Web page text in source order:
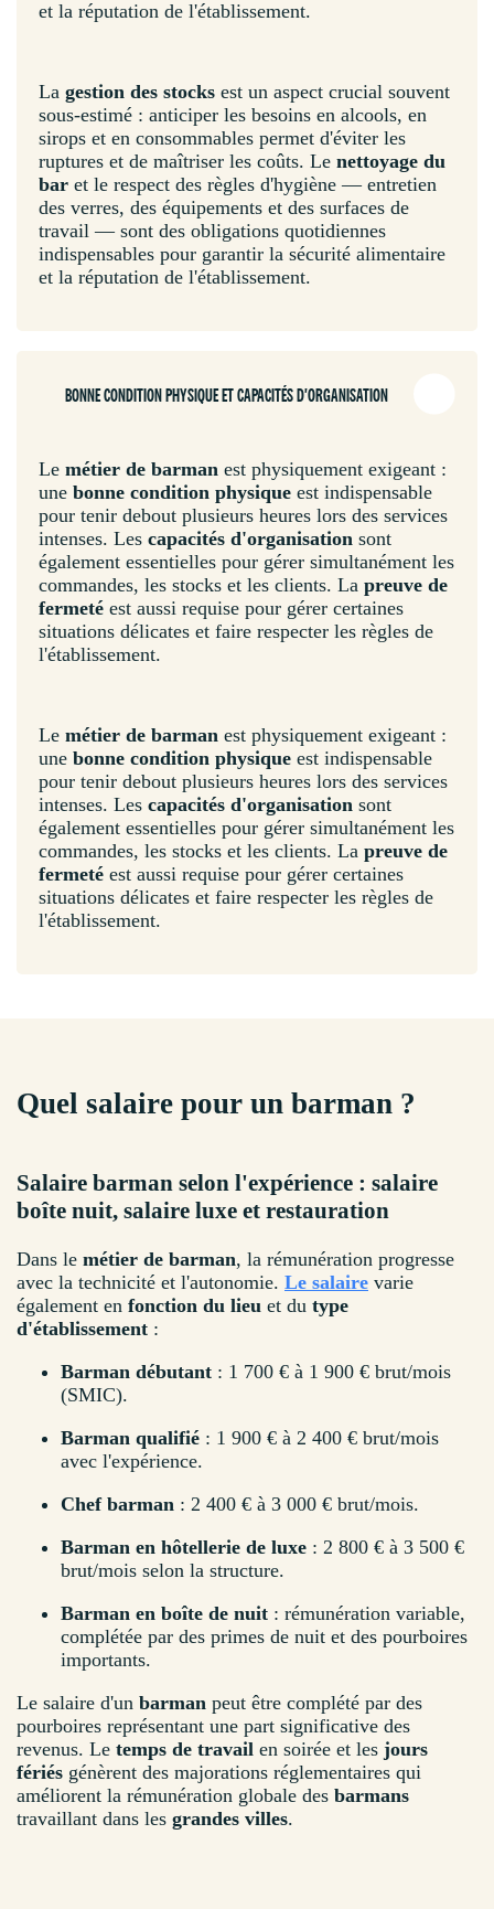
et la réputation de l'établissement.
La gestion des stocks est un aspect crucial souvent
sous-estimé : anticiper les besoins en alcools, en
sirops et en consommables permet d'éviter les
ruptures et de maîtriser les coûts. Le nettoyage du
bar et le respect des règles d'hygiène — entretien
des verres, des équipements et des surfaces de
travail — sont des obligations quotidiennes
indispensables pour garantir la sécurité alimentaire
et la réputation de l'établissement.
BONNE CONDITION PHYSIQUE ET CAPACITÉS D'ORGANISATION
Le métier de barman est physiquement exigeant :
une bonne condition physique est indispensable
pour tenir debout plusieurs heures lors des services
intenses. Les capacités d'organisation sont
également essentielles pour gérer simultanément les
commandes, les stocks et les clients. La preuve de
fermeté est aussi requise pour gérer certaines
situations délicates et faire respecter les règles de
l'établissement.
Le métier de barman est physiquement exigeant :
une bonne condition physique est indispensable
pour tenir debout plusieurs heures lors des services
intenses. Les capacités d'organisation sont
également essentielles pour gérer simultanément les
commandes, les stocks et les clients. La preuve de
fermeté est aussi requise pour gérer certaines
situations délicates et faire respecter les règles de
l'établissement.
Quel salaire pour un barman ?
Salaire barman selon l'expérience : salaire
boîte nuit, salaire luxe et restauration
Dans le métier de barman, la rémunération progresse
avec la technicité et l'autonomie. Le salaire varie
également en fonction du lieu et du type
d'établissement :
Barman débutant : 1 700 € à 1 900 € brut/mois
(SMIC).
Barman qualifié : 1 900 € à 2 400 € brut/mois
avec l'expérience.
Chef barman : 2 400 € à 3 000 € brut/mois.
Barman en hôtellerie de luxe : 2 800 € à 3 500 €
brut/mois selon la structure.
Barman en boîte de nuit : rémunération variable,
complétée par des primes de nuit et des pourboires
importants.
Le salaire d'un barman peut être complété par des
pourboires représentant une part significative des
revenus. Le temps de travail en soirée et les jours
fériés génèrent des majorations réglementaires qui
améliorent la rémunération globale des barmans
travaillant dans les grandes villes.